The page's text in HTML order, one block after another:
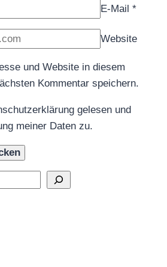
E-Mail *
Website
und Website in diesem
Kommentar speichern.
gelesen und
meiner Daten zu.